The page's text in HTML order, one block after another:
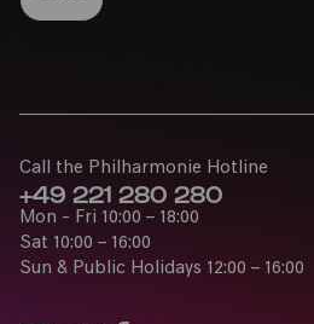
Call the Philharmonie Hotline
+49 221 280 280
Mon - Fri 10:00 – 18:00
Sat 10:00 – 16:00
Sun & Public Holidays 12:00 – 16:00